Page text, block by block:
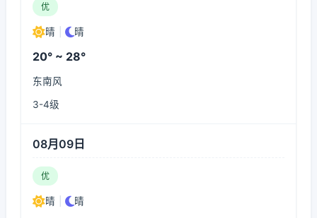
优
晴 晴
20° ~ 28°
东南风
3-4级
08月09日
优
晴 晴